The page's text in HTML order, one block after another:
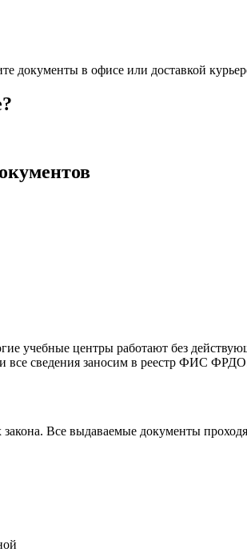
документы в офисе или доставкой
учебные центры работают без
и все сведения заносим в реестр ФИС
Все выдаваемые документы